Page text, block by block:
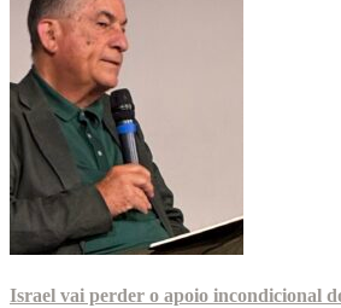
Israel vai perder o apoio incondicional